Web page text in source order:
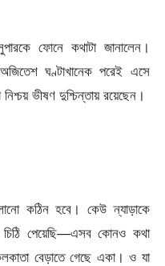
ফোনে কথাটা জানালেন।
ঘণ্টাখানেক পরেই এসে
ভীষণ দুশ্চিন্তায় রয়েছেন।
কঠিন হবে। কেউ ন্যাড়াকে
পেয়েছি—এসব কোনও কথা
বেড়াতে গেছে একা। ও যা